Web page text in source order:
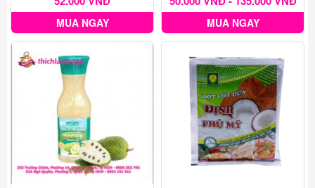
MUA NGAY MUA NGAY